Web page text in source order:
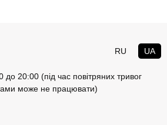
RU UA
20:00 (під час повітряних тривог
може не працювати)